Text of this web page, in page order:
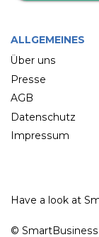
ALLGEMEINES
Über uns
Presse
AGB
Datenschutz
Impressum
©
Have a look at